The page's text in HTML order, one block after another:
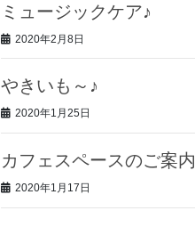
ミュージックケア♪
2020年2月8日
やきいも～♪
2020年1月25日
カフェスペースのご案内
2020年1月17日